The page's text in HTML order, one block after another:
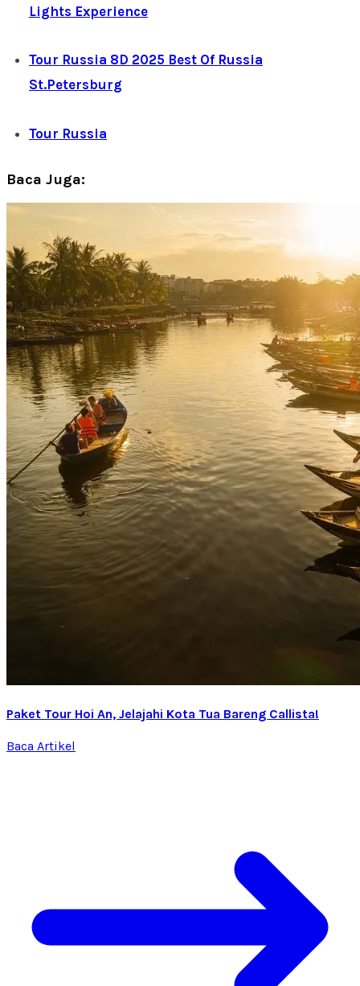
Lights Experience
Tour Russia 8D 2025 Best Of Russia
St.Petersburg
Tour Russia
Baca Juga:
Paket Tour Hoi An, Jelajahi Kota Tua Bareng Callista!
Baca Artikel